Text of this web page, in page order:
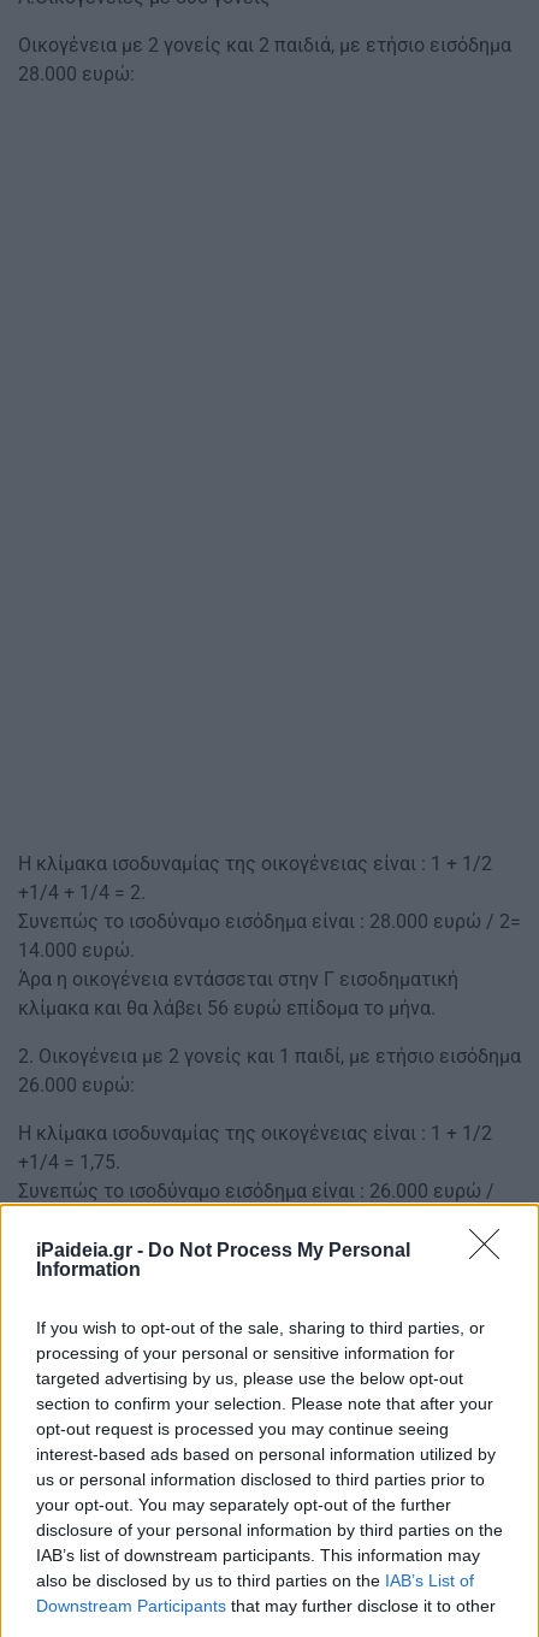
iPaideia.gr - Do Not Process My Personal
Information
If you wish to opt-out of the sale, sharing to third parties, or
processing of your personal or sensitive information for
targeted advertising by us, please use the below opt-out
section to confirm your selection. Please note that after your
opt-out request is processed you may continue seeing
interest-based ads based on personal information utilized by
us or personal information disclosed to third parties prior to
your opt-out. You may separately opt-out of the further
disclosure of your personal information by third parties on the
IAB’s list of downstream participants. This information may
also be disclosed by us to third parties on the IAB’s List of
Downstream Participants that may further disclose it to other
Οικογένεια με 2 γονείς και 2 παιδιά, με ετήσιο εισόδημα
28.000 ευρώ:
Η κλίμακα ισοδυναμίας της οικογένειας είναι : 1 + 1/2
+1/4 + 1/4 = 2.
Συνεπώς το ισοδύναμο εισόδημα είναι : 28.000 ευρώ / 2=
14.000 ευρώ.
Άρα η οικογένεια εντάσσεται στην Γ εισοδηματική
κλίμακα και θα λάβει 56 ευρώ επίδομα το μήνα.
2. Οικογένεια με 2 γονείς και 1 παιδί, με ετήσιο εισόδημα
26.000 ευρώ:
Η κλίμακα ισοδυναμίας της οικογένειας είναι : 1 + 1/2
+1/4 = 1,75.
Συνεπώς το ισοδύναμο εισόδημα είναι : 26.000 ευρώ /
Άρα η οικογένεια εντάσσεται στην Γ εισοδηματική
κλίμακα και θα λάβει 28 ευρώ επίδομα το μήνα.
3. Οικογένεια με 2 γονείς και 2 παιδιά, με ετήσιο
εισόδημα 18.800 ευρώ:
Η κλίμακα ισοδυναμίας της οικογένειας είναι : 1 + 1/2
+1/4 + 1/4 = 2.
Συνεπώς το ισοδύναμο εισόδημα είναι : 18.800 ευρώ / 2=
9.400 ευρώ.
Άρα η οικογένεια εντάσσεται στην Β εισοδηματική
κλίμακα και θα λάβει 84 ευρώ επίδομα το μήνα.
4. Οικογένεια με 2 γονείς και 3 παιδιά με ετήσιο